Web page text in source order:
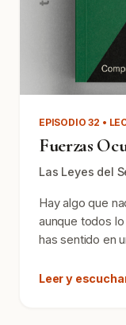
EPISODIO 32 •
Fuerzas
Las Leyes del
Hay algo que
aunque todos
has sentido en
Leer y